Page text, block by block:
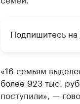
Подпишитесь на
«16 семьям
более 923 тыс.
поступили», —